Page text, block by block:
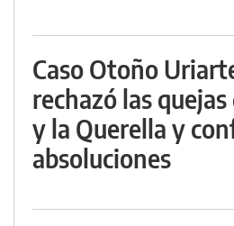
Caso Otoño
rechazó las
y la Querella y
absoluciones